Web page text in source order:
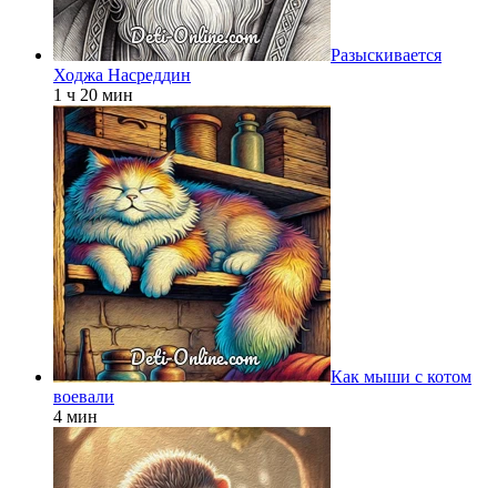
Разыскивается
Ходжа Насреддин
1 ч 20 мин
Как мыши с котом
воевали
4 мин